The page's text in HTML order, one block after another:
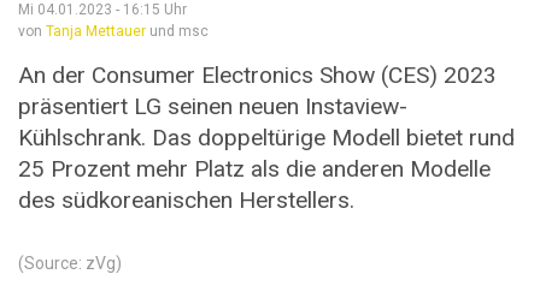
Mi 04.01.2023 - 16:15 Uhr
von Tanja Mettauer und msc
An der Consumer Electronics Show (CES) 2023
präsentiert LG seinen neuen Instaview-
Kühlschrank. Das doppeltürige Modell bietet rund
25 Prozent mehr Platz als die anderen Modelle
des südkoreanischen Herstellers.
(Source: zVg)